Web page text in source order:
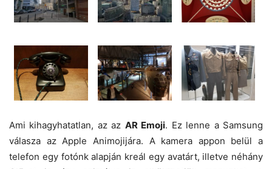
Ami kihagyhatatlan, az az AR Emoji. Ez lenne a Samsung
válasza az Apple Animojijára. A kamera appon belül a
telefon egy fotónk alapján kreál egy avatárt, illetve néhány